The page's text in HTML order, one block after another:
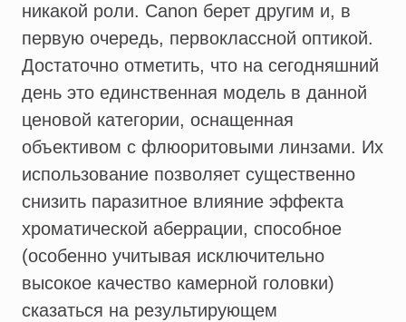
никакой роли. Canon берет другим и, в
первую очередь, первоклассной оптикой.
Достаточно отметить, что на сегодняшний
день это единственная модель в данной
ценовой категории, оснащенная
объективом с флюоритовыми линзами. Их
использование позволяет существенно
снизить паразитное влияние эффекта
хроматической аберрации, способное
(особенно учитывая исключительно
высокое качество камерной головки)
сказаться на результирующем